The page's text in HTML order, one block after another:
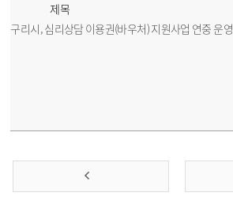
제목
구리시, 심리상담 이용권(바우처) 지원사업 연중 운영